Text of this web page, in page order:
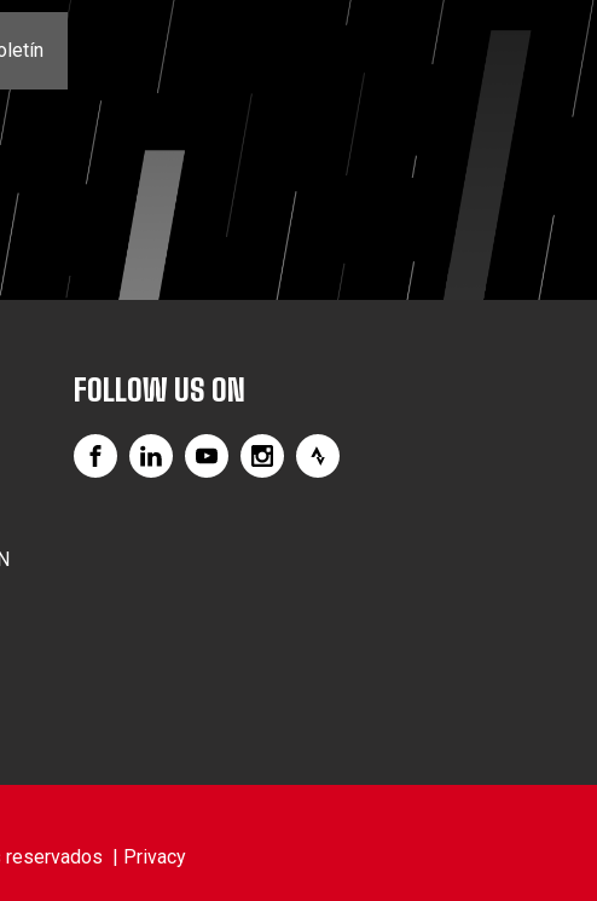
FOLLOW US ON
reservados | Privacy